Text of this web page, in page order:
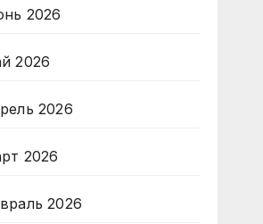
2026
2026
2026
2026
2026